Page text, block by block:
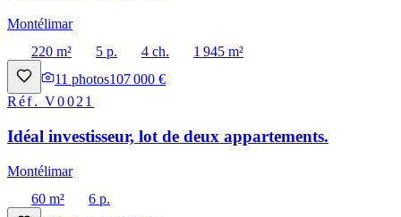
Montélimar
220 m²
5 p. 4 ch.
1 945 m²
11 photos107 000 €
Réf.V0021
Idéal investisseur, lot de deux appartements.
Montélimar
60 m²
6 p.